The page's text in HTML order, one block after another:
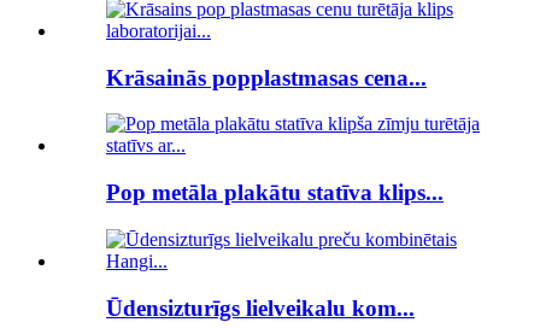
Krāsainās popplastmasas cena...
Pop metāla plakātu statīva klips...
Ūdensizturīgs lielveikalu kom...